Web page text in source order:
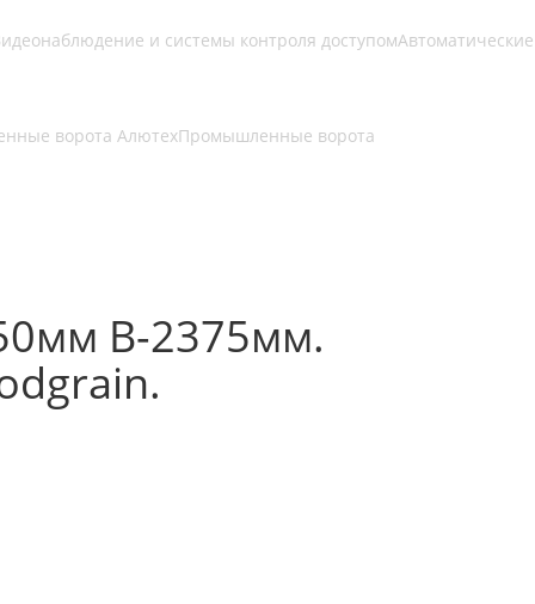
и системы контроля доступомАвтоматические
ворота АлютехПромышленные ворота
В-2375мм.